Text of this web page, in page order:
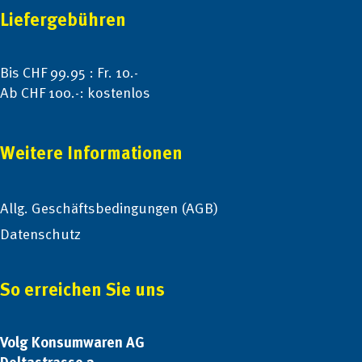
Liefergebühren
Bis CHF 99.95 : Fr. 10.-
Ab CHF 100.-: kostenlos
Weitere Informationen
Allg. Geschäftsbedingungen (AGB)
Datenschutz
So erreichen Sie uns
Volg Konsumwaren AG